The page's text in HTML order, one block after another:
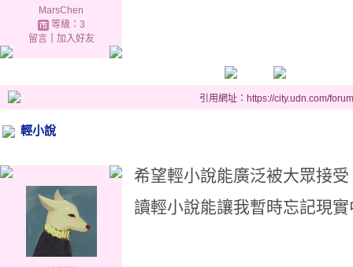
MarsChen
等級：3
留言｜ 加入好友
引用網址：https://city.udn.com/
輕小說
希望輕小說能廣泛被大眾接
讀輕小說能讓我暫時忘記現